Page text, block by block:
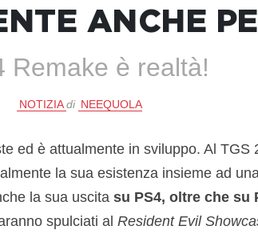
ANCHE
Remake è realtà!
NOTIZIA di NEEQUOLA
ed è attualmente in sviluppo. Al TGS
la sua esistenza insieme ad
la sua uscita su PS4, oltre che su
spulciati al Resident Evil